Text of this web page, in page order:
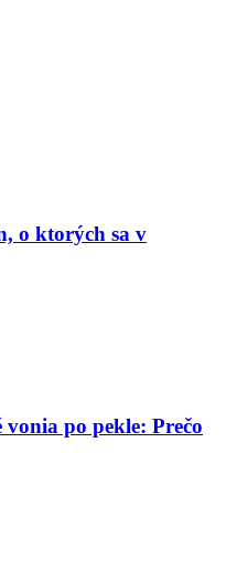
o ktorých sa v
po pekle: Prečo